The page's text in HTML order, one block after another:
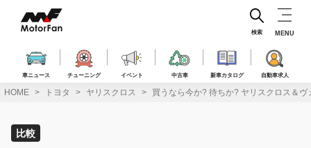
ス
車ニュース チューニング イベント 中古車 新車カタログ 自動車求人
検索 MENU
HOME トヨタ ヤリスクロス 買うなら今か? 待ちか? ヤリスクロス＆
比較